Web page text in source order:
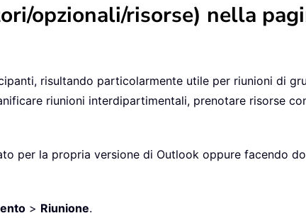
opzionali/risorse) nella
risultando particolarmente utile per riunioni di
riunioni interdipartimentali, prenotare risorse
per la propria versione di Outlook oppure facendo
> Riunione.